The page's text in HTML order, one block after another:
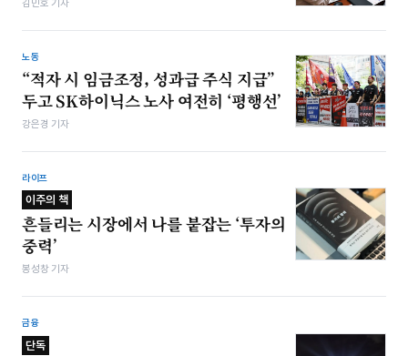
김민호 기자
노동
“적자 시 임금조정, 성과급 주식 지급”
두고 SK하이닉스 노사 여전히 ‘평행선’
강은경 기자
라이프
이주의 책
흔들리는 시장에서 나를 붙잡는 ‘투자의
중력’
봉성창 기자
금융
단독